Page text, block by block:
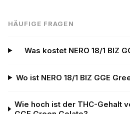
HÄUFIGE FRAGEN
Was kostet NERO 18/1 BIZ
Wo ist NERO 18/1 BIZ GGE
Wie hoch ist der THC-Gehalt